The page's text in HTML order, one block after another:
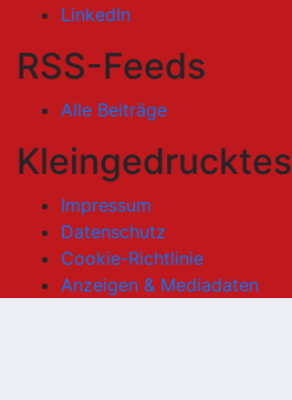
LinkedIn
RSS-Feeds
Alle Beiträge
Kleingedrucktes
Impressum
Datenschutz
Cookie-Richtlinie
Anzeigen & Mediadaten